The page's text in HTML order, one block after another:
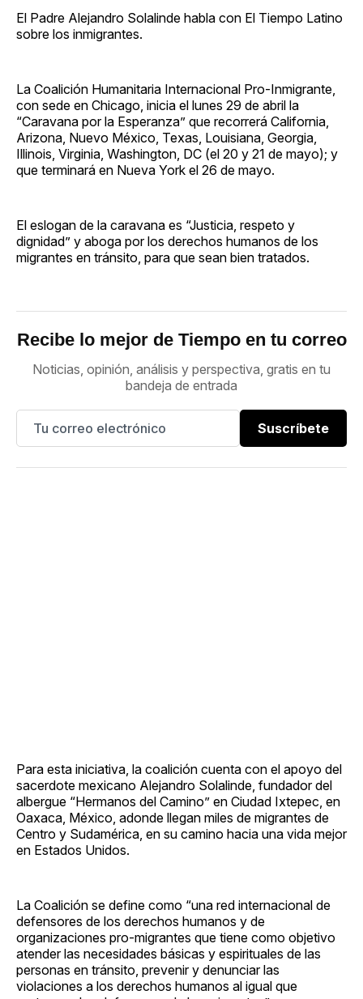
El Padre Alejandro Solalinde habla con El Tiempo Latino
sobre los inmigrantes.
La Coalición Humanitaria Internacional Pro-Inmigrante,
con sede en Chicago, inicia el lunes 29 de abril la
“Caravana por la Esperanza” que recorrerá California,
Arizona, Nuevo México, Texas, Louisiana, Georgia,
Illinois, Virginia, Washington, DC (el 20 y 21 de mayo); y
que terminará en Nueva York el 26 de mayo.
El eslogan de la caravana es “Justicia, respeto y
dignidad” y aboga por los derechos humanos de los
migrantes en tránsito, para que sean bien tratados.
Recibe lo mejor de Tiempo en tu correo
Noticias, opinión, análisis y perspectiva, gratis en tu
bandeja de entrada
Suscríbete
Para esta iniciativa, la coalición cuenta con el apoyo del
sacerdote mexicano Alejandro Solalinde, fundador del
albergue “Hermanos del Camino” en Ciudad Ixtepec, en
Oaxaca, México, adonde llegan miles de migrantes de
Centro y Sudamérica, en su camino hacia una vida mejor
en Estados Unidos.
La Coalición se define como “una red internacional de
defensores de los derechos humanos y de
organizaciones pro-migrantes que tiene como objetivo
atender las necesidades básicas y espirituales de las
personas en tránsito, prevenir y denunciar las
violaciones a los derechos humanos al igual que